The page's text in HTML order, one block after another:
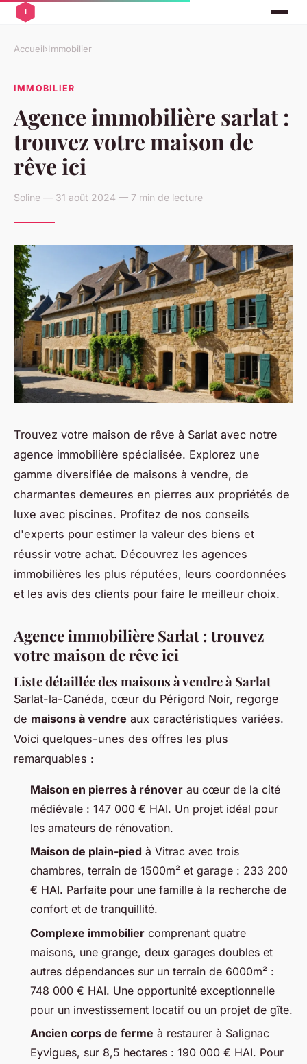
Accueil›Immobilier
IMMOBILIER
Agence immobilière sarlat :
trouvez votre maison de
rêve ici
Soline — 31 août 2024 — 7 min de lecture
Trouvez votre maison de rêve à Sarlat avec notre
agence immobilière spécialisée. Explorez une
gamme diversifiée de maisons à vendre, de
charmantes demeures en pierres aux propriétés de
luxe avec piscines. Profitez de nos conseils
d'experts pour estimer la valeur des biens et
réussir votre achat. Découvrez les agences
immobilières les plus réputées, leurs coordonnées
et les avis des clients pour faire le meilleur choix.
Agence immobilière Sarlat : trouvez
votre maison de rêve ici
Liste détaillée des maisons à vendre à Sarlat
Sarlat-la-Canéda, cœur du Périgord Noir, regorge
de maisons à vendre aux caractéristiques variées.
Voici quelques-unes des offres les plus
remarquables :
Maison en pierres à rénover au cœur de la cité
médiévale : 147 000 € HAI. Un projet idéal pour
les amateurs de rénovation.
Maison de plain-pied à Vitrac avec trois
chambres, terrain de 1500m² et garage : 233 200
€ HAI. Parfaite pour une famille à la recherche de
confort et de tranquillité.
Complexe immobilier comprenant quatre
maisons, une grange, deux garages doubles et
autres dépendances sur un terrain de 6000m² :
748 000 € HAI. Une opportunité exceptionnelle
pour un investissement locatif ou un projet de gîte.
Ancien corps de ferme à restaurer à Salignac
Eyvigues, sur 8,5 hectares : 190 000 € HAI. Pour